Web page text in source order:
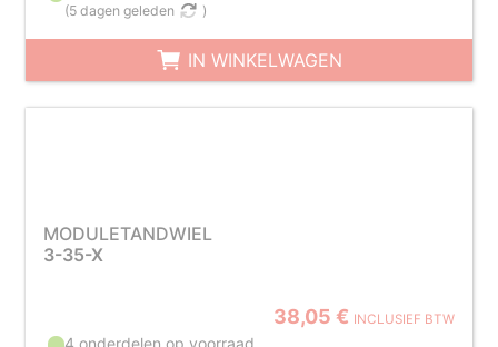
(5 dagen geleden )
IN WINKELWAGEN
MODULETANDWIEL
3-35-X
38,05 € INCLUSIEF BTW
4 onderdelen op voorraad